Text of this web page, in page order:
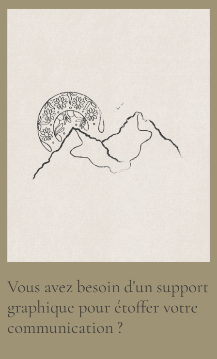
Vous avez besoin d'un support
graphique pour étoffer votre
communication ?